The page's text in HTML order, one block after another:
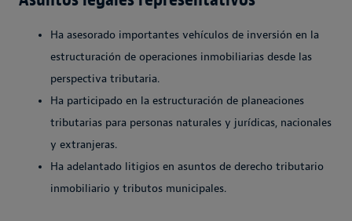
Ha asesorado importantes vehículos de inversión en la
estructuración de operaciones inmobiliarias desde las
perspectiva tributaria.
Ha participado en la estructuración de planeaciones
tributarias para personas naturales y jurídicas, nacionales
y extranjeras.
Ha adelantado litigios en asuntos de derecho tributario
inmobiliario y tributos municipales.